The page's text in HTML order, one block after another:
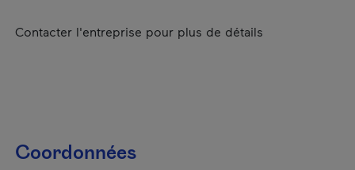
Contacter l'entreprise pour plus de détails
Coordonnées